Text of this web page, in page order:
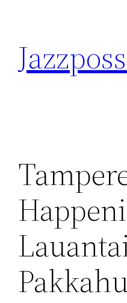
content